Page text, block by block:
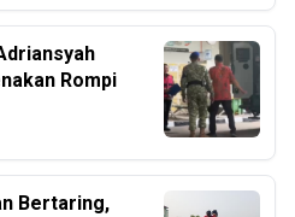
Rompi
Bertaring,